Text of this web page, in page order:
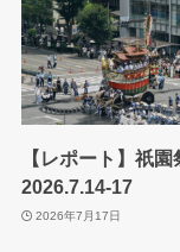
【レポート】祇
2026.7.14-17
2026年7月17日